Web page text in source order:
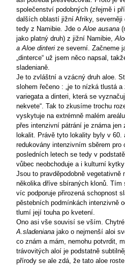
společenství podobných (zřejmě i
dalších oblastí jižní Afriky,
tedy z Namibie. Jde o Aloe ausana
jako platný druh) z jižní Namibie,
a Aloe dinteri ze severní. Začneme
„dinterce“ už jsem něco napsal,
sladenianě.
Je to zvláštní a vzácný druh aloe.
slohem řečeno : „je to nízká tlustá
variegata a dinteri, která se
nekvete“. Tak to zkusíme trochu
vyskytuje na extrémně malém
přes intenzivní pátrání je známa jen
lokalit. Právě tyto lokality byly v 60.
redukovány intenzivním sběrem pro
posledních letech se tedy v
vůbec neobchoduje a i kulturní
Jsou to pravděpodobně vegetativně
několika dříve sbíraných klonů. Tím
víc podporuje přirozená schopnost
pěstebních podmínkách intenzivně
tlumí její touha po kvetení.
Ono asi vše souvisí se vším.
A.sladeniana jako o nejmenší aloi
co znám a mám, nemohu potvrdit,
trávovitých aloí je podstatně
přírody se ale zdá, že tato aloe